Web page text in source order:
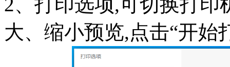
大、缩小预览,点击“开始